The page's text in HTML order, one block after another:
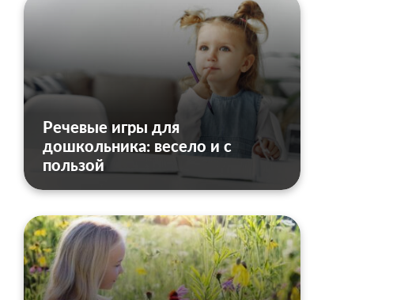
Речевые игры для
дошкольника: весело и с
пользой